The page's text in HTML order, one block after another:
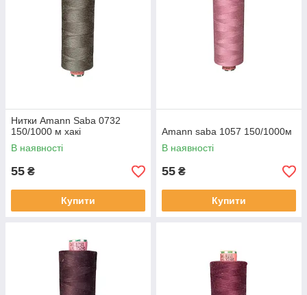
Нитки Amann Saba 0732
150/1000 м хакі
В наявності
55 ₴
Купити
Amann saba 1057 150/1000м
В наявності
55 ₴
Купити